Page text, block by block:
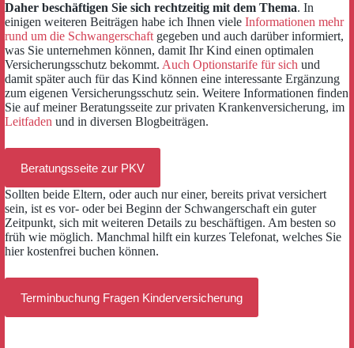
Daher beschäftigen Sie sich rechtzeitig mit dem Thema. In
einigen weiteren Beiträgen habe ich Ihnen viele Informationen mehr
rund um die Schwangerschaft gegeben und auch darüber informiert,
was Sie unternehmen können, damit Ihr Kind einen optimalen
Versicherungsschutz bekommt. Auch Optionstarife für sich und
damit später auch für das Kind können eine interessante Ergänzung
zum eigenen Versicherungsschutz sein. Weitere Informationen finden
Sie auf meiner Beratungsseite zur privaten Krankenversicherung, im
Leitfaden und in diversen Blogbeiträgen.
Beratungsseite zur PKV
Sollten beide Eltern, oder auch nur einer, bereits privat versichert
sein, ist es vor- oder bei Beginn der Schwangerschaft ein guter
Zeitpunkt, sich mit weiteren Details zu beschäftigen. Am besten so
früh wie möglich. Manchmal hilft ein kurzes Telefonat, welches Sie
hier kostenfrei buchen können.
Terminbuchung Fragen Kinderversicherung